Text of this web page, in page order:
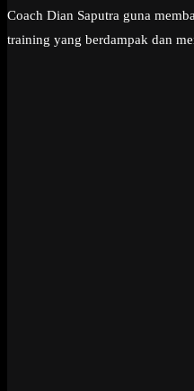
Coach Dian Saputra guna
training yang berdampak dan